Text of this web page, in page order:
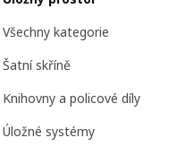
Všechny kategorie
Šatní skříně
Knihovny a policové díly
Úložné systémy